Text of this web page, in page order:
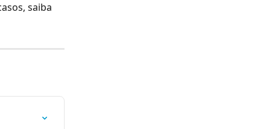
saiba